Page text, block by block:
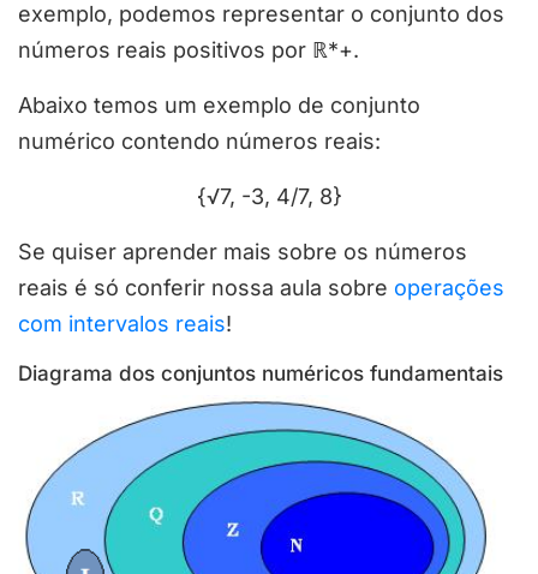
exemplo, podemos representar o conjunto dos
números reais positivos por ℝ*+.
Abaixo temos um exemplo de conjunto
numérico contendo números reais:
{√7, -3, 4/7, 8}
Se quiser aprender mais sobre os números
reais é só conferir nossa aula sobre operações
com intervalos reais!
Diagrama dos conjuntos numéricos fundamentais